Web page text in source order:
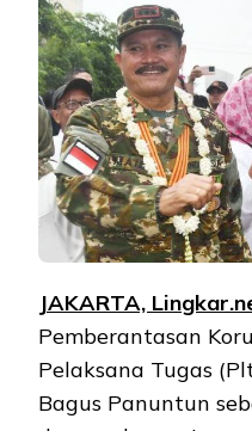
JAKARTA,
Pemberantasan
Pelaksana Tugas
Bagus Panuntun